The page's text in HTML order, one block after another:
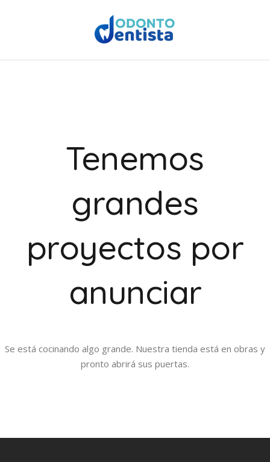
Tenemos
grandes
proyectos por
anunciar
Se está cocinando algo grande. Nuestra tienda está en obras y
pronto abrirá sus puertas.